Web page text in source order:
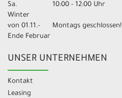
Sa.
10:00 - 12:00 Uhr
Winter
von 01.11.-
Ende Februar
Montags geschlossen!
UNSER UNTERNEHMEN
Kontakt
Leasing